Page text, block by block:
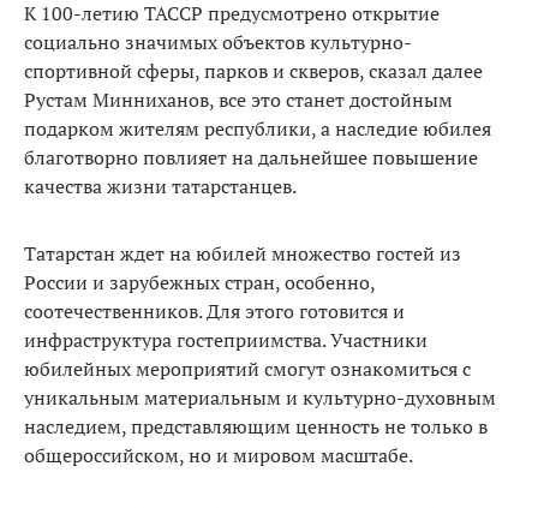
К 100-летию ТАССР предусмотрено открытие
социально значимых объектов культурно-
спортивной сферы, парков и скверов, сказал далее
Рустам Минниханов, все это станет достойным
подарком жителям республики, а наследие юбилея
благотворно повлияет на дальнейшее повышение
качества жизни татарстанцев.
Татарстан ждет на юбилей множество гостей из
России и зарубежных стран, особенно,
соотечественников. Для этого готовится и
инфраструктура гостеприимства. Участники
юбилейных мероприятий смогут ознакомиться с
уникальным материальным и культурно-духовным
наследием, представляющим ценность не только в
общероссийском, но и мировом масштабе.